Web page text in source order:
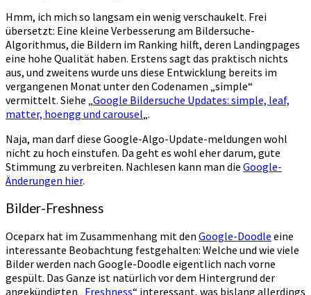
Hmm, ich mich so langsam ein wenig verschaukelt. Frei
übersetzt: Eine kleine Verbesserung am Bildersuche-
Algorithmus, die Bildern im Ranking hilft, deren Landingpages
eine hohe Qualität haben. Erstens sagt das praktisch nichts
aus, und zweitens wurde uns diese Entwicklung bereits im
vergangenen Monat unter den Codenamen „simple“
vermittelt. Siehe „Google Bildersuche Updates: simple, leaf,
matter, hoengg und carousel„.
Naja, man darf diese Google-Algo-Update-meldungen wohl
nicht zu hoch einstufen. Da geht es wohl eher darum, gute
Stimmung zu verbreiten. Nachlesen kann man die Google-
Änderungen hier.
Bilder-Freshness
Oceparx hat im Zusammenhang mit den Google-Doodle eine
interessante Beobachtung festgehalten: Welche und wie viele
Bilder werden nach Google-Doodle eigentlich nach vorne
gespült. Das Ganze ist natürlich vor dem Hintergrund der
angekündigten „ Freshness“ interessant, was bislang allerdings